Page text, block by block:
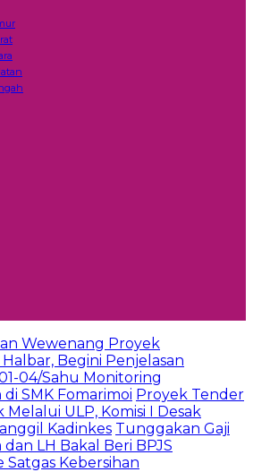
Wewenang Proyek
Begini Penjelasan
04/Sahu Monitoring
SMK Fomarimoi Proyek Tender
Melalui ULP, Komisi I Desak
Kadinkes Tunggakan Gaji
LH Bakal Beri BPJS
Kebersihan